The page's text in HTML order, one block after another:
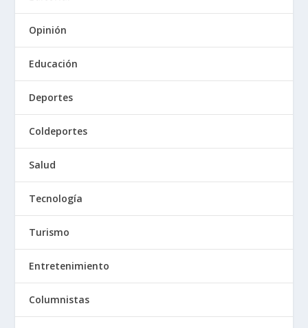
Opinión
Educación
Deportes
Coldeportes
Salud
Tecnología
Turismo
Entretenimiento
Columnistas